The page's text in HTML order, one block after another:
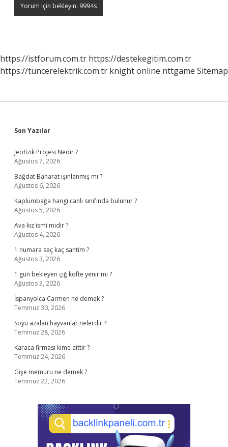
https://istforum.com.tr https://destekegitim.com.tr
https://tuncerelektrik.com.tr knight online nttgame Sitemap
Sidebar
Son Yazılar
Jeofizik Projesi Nedir ?
Ağustos 7, 2026
Bağdat Baharat ışınlanmış mı ?
Ağustos 6, 2026
Kaplumbağa hangi canlı sınıfında bulunur ?
Ağustos 5, 2026
Ava kız ismi midir ?
Ağustos 4, 2026
1 numara saç kaç santim ?
Ağustos 3, 2026
1 gün bekleyen çiğ köfte yenir mi ?
Ağustos 3, 2026
İspanyolca Carmen ne demek ?
Temmuz 30, 2026
Soyu azalan hayvanlar nelerdir ?
Temmuz 28, 2026
Karaca firması kime aittir ?
Temmuz 24, 2026
Gişe memuru ne demek ?
Temmuz 22, 2026